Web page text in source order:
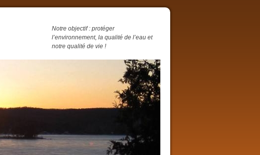
Notre objectif : protéger
l’environnement, la qualité de l’eau et
notre qualité de vie !